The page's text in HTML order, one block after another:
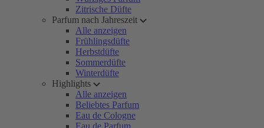
Zitrische Düfte
Parfum nach Jahreszeit
Alle anzeigen
Frühlingsdüfte
Herbstdüfte
Sommerdüfte
Winterdüfte
Highlights
Alle anzeigen
Beliebtes Parfum
Eau de Cologne
Eau de Parfum